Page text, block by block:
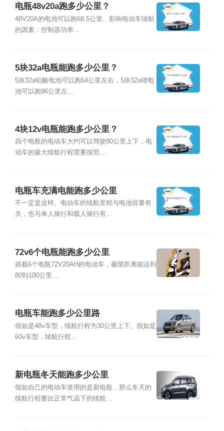
电瓶48v20a跑多少公里？
48V20A的电池可以跑68.5公里。影响电动车续航
的因素：控制器功率...
5块32a电瓶能跑多少公里？
5块32a铅酸电池可以跑64公里左右，5块32a锂电
池可以跑96公里左...
4块12v电瓶能跑多少公里？
四个电瓶的电动车大约可以驾驶80公里上下，电
动车的最大续航行程需要按照...
电瓶车充满电能跑多少公里
不一定是这样。电动车的续航里程与电池容量有
关，也与单人骑行和载人骑行有...
72v6个电瓶能跑多少公里
搭载6个电瓶72V20AH的电动车，极限距离能达到
80到100公里...
电瓶车能跑多少公里路
假如是48v车型，续航行程为30公里上下。假如是
60v车型，续航行程...
新电瓶冬天能跑多少公里
假如自己的电动车使用的是新电瓶，那么冬天的
续航行程要比正常气温下的续航...